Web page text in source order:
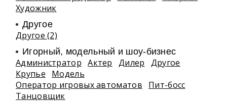
Художник
Другое
Другое (2)
Игорный, модельный и шоу-бизнес
Администратор Актер Дилер
Другое
Крупье
Модель
Оператор игровых автоматов
Пит-босс
Танцовщик